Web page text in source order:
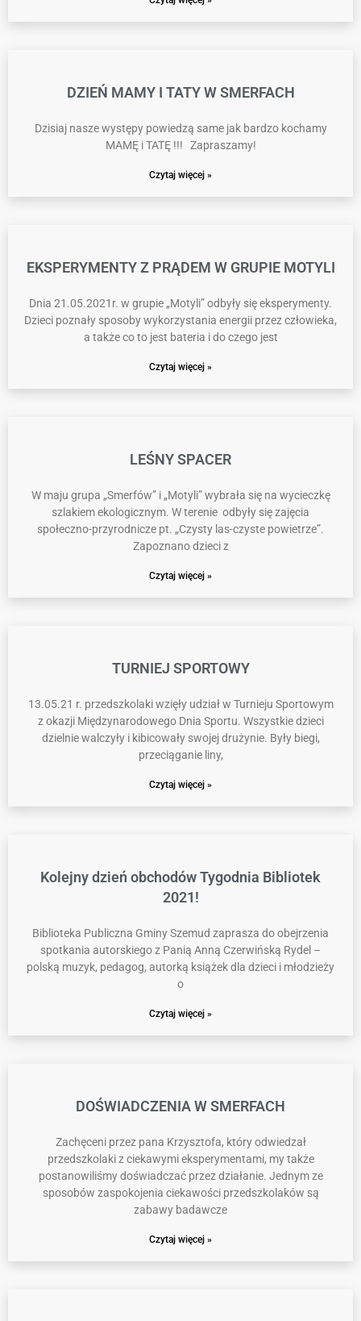
DZIEŃ MAMY I TATY W SMERFACH
Dzisiaj nasze występy powiedzą same jak bardzo kochamy
MAMĘ i TATĘ !!! Zapraszamy!
Czytaj więcej »
EKSPERYMENTY Z PRĄDEM W GRUPIE MOTYLI
Dnia 21.05.2021r. w grupie „Motyli” odbyły się eksperymenty.
Dzieci poznały sposoby wykorzystania energii przez człowieka,
a także co to jest bateria i do czego jest
Czytaj więcej »
LEŚNY SPACER
W maju grupa „Smerfów” i „Motyli” wybrała się na wycieczkę
szlakiem ekologicznym. W terenie odbyły się zajęcia
społeczno-przyrodnicze pt. „Czysty las-czyste powietrze”.
Zapoznano dzieci z
Czytaj więcej »
TURNIEJ SPORTOWY
13.05.21 r. przedszkolaki wzięły udział w Turnieju Sportowym
z okazji Międzynarodowego Dnia Sportu. Wszystkie dzieci
dzielnie walczyły i kibicowały swojej drużynie. Były biegi,
przeciąganie liny,
Czytaj więcej »
Kolejny dzień obchodów Tygodnia Bibliotek
2021!
Biblioteka Publiczna Gminy Szemud zaprasza do obejrzenia
spotkania autorskiego z Panią Anną Czerwińską Rydel –
polską muzyk, pedagog, autorką książek dla dzieci i młodzieży
o
Czytaj więcej »
DOŚWIADCZENIA W SMERFACH
Zachęceni przez pana Krzysztofa, który odwiedzał
przedszkolaki z ciekawymi eksperymentami, my także
postanowiliśmy doświadczać przez działanie. Jednym ze
sposobów zaspokojenia ciekawości przedszkolaków są
zabawy badawcze
Czytaj więcej »